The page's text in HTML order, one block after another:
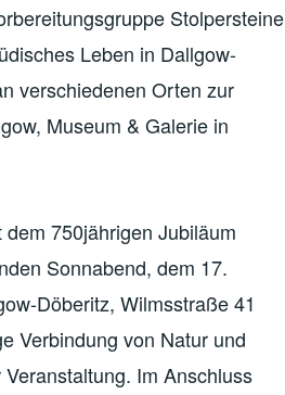
Stolpersteine
Leben in Dallgow-
verschiedenen Orten zur
Museum & Galerie in
750jährigen Jubiläum
Sonnabend, dem 17.
Döberitz, Wilmsstraße 41
Verbindung von Natur und
Im Anschluss